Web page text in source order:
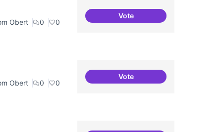
Obert 0 0
VoteBar obert, que sigui punt de
Obert 0 0
VoteEspais oberts i cuidats